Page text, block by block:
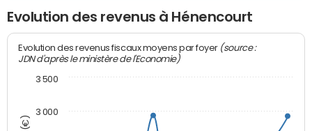
Evolution des revenus à Hénencourt
Evolution des revenus fiscaux moyens par foyer (source :
JDN d'après le ministère de l'Economie)
3 000
3 500